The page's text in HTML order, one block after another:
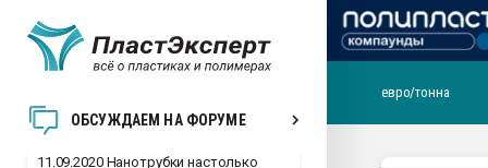
ОБСУЖДАЕМ НА ФОРУМЕ
11.09.2020 Нанотрубки настолько
евро/тонна